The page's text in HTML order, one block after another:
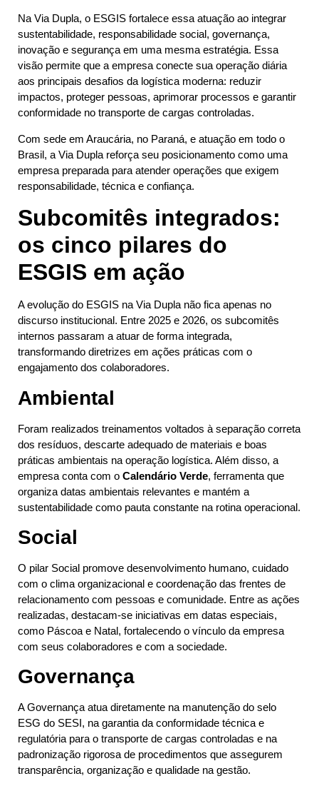
Na Via Dupla, o ESGIS fortalece essa atuação ao integrar
sustentabilidade, responsabilidade social, governança,
inovação e segurança em uma mesma estratégia. Essa
visão permite que a empresa conecte sua operação diária
aos principais desafios da logística moderna: reduzir
impactos, proteger pessoas, aprimorar processos e garantir
conformidade no transporte de cargas controladas.
Com sede em Araucária, no Paraná, e atuação em todo o
Brasil, a Via Dupla reforça seu posicionamento como uma
empresa preparada para atender operações que exigem
responsabilidade, técnica e confiança.
Subcomitês integrados:
os cinco pilares do
ESGIS em ação
A evolução do ESGIS na Via Dupla não fica apenas no
discurso institucional. Entre 2025 e 2026, os subcomitês
internos passaram a atuar de forma integrada,
transformando diretrizes em ações práticas com o
engajamento dos colaboradores.
Ambiental
Foram realizados treinamentos voltados à separação correta
dos resíduos, descarte adequado de materiais e boas
práticas ambientais na operação logística. Além disso, a
empresa conta com o Calendário Verde, ferramenta que
organiza datas ambientais relevantes e mantém a
sustentabilidade como pauta constante na rotina operacional.
Social
O pilar Social promove desenvolvimento humano, cuidado
com o clima organizacional e coordenação das frentes de
relacionamento com pessoas e comunidade. Entre as ações
realizadas, destacam-se iniciativas em datas especiais,
como Páscoa e Natal, fortalecendo o vínculo da empresa
com seus colaboradores e com a sociedade.
Governança
A Governança atua diretamente na manutenção do selo
ESG do SESI, na garantia da conformidade técnica e
regulatória para o transporte de cargas controladas e na
padronização rigorosa de procedimentos que assegurem
transparência, organização e qualidade na gestão.